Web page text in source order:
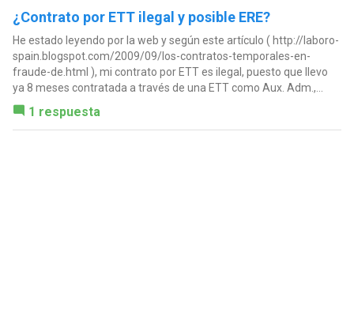
¿Contrato por ETT ilegal y posible ERE?
He estado leyendo por la web y según este artículo ( http://laboro-
spain.blogspot.com/2009/09/los-contratos-temporales-en-
fraude-de.html ), mi contrato por ETT es ilegal, puesto que llevo
ya 8 meses contratada a través de una ETT como Aux. Adm.,...
1 respuesta